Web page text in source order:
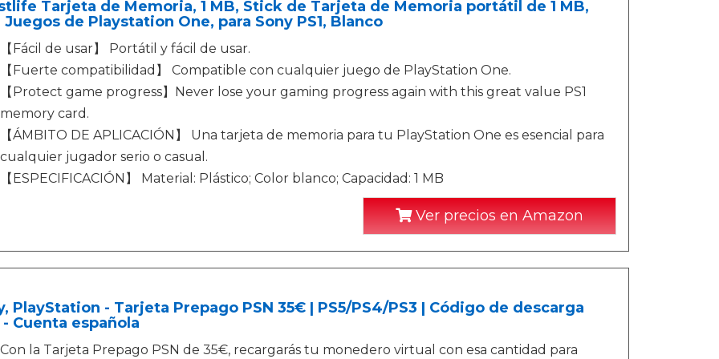
Tarjeta de Memoria, 1 MB, Stick de Tarjeta de Memoria portátil de 1 MB,
Juegos de Playstation One, para Sony PS1, Blanco
【Fácil de usar】 Portátil y fácil de usar.
【Fuerte compatibilidad】 Compatible con cualquier juego de PlayStation One.
【Protect game progress】Never lose your gaming progress again with this great value PS1
memory card.
【ÁMBITO DE APLICACIÓN】 Una tarjeta de memoria para tu PlayStation One es esencial para
cualquier jugador serio o casual.
【ESPECIFICACIÓN】 Material: Plástico; Color blanco; Capacidad: 1 MB
Ver precios en Amazon
PlayStation - Tarjeta Prepago PSN 35€ | PS5/PS4/PS3 | Código de descarga
- Cuenta española
Con la Tarjeta Prepago PSN de 35€, recargarás tu monedero virtual con esa cantidad para